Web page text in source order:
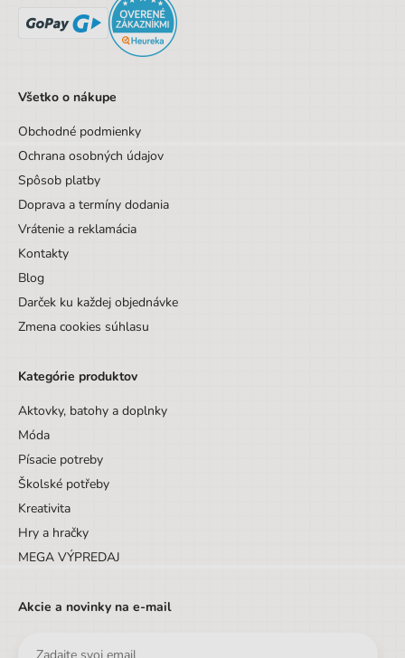
Všetko o nákupe
Obchodné podmienky
Ochrana osobných údajov
Spôsob platby
Doprava a termíny dodania
Vrátenie a reklamácia
Kontakty
Blog
Darček ku každej objednávke
Zmena cookies súhlasu
Kategórie produktov
Aktovky, batohy a doplnky
Móda
Písacie potreby
Školské potřeby
Kreativita
Hry a hračky
MEGA VÝPREDAJ
Akcie a novinky na e-mail